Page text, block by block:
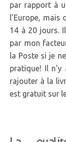
par rapport à
l’Europe, mais
14 à 20 jours.
par mon
la Poste si je
pratique! Il
rajouter à la
est gratuit sur